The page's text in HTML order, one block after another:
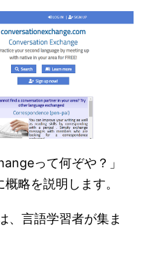
って何ぞや？」
略を説明します。
言語学習者が集ま